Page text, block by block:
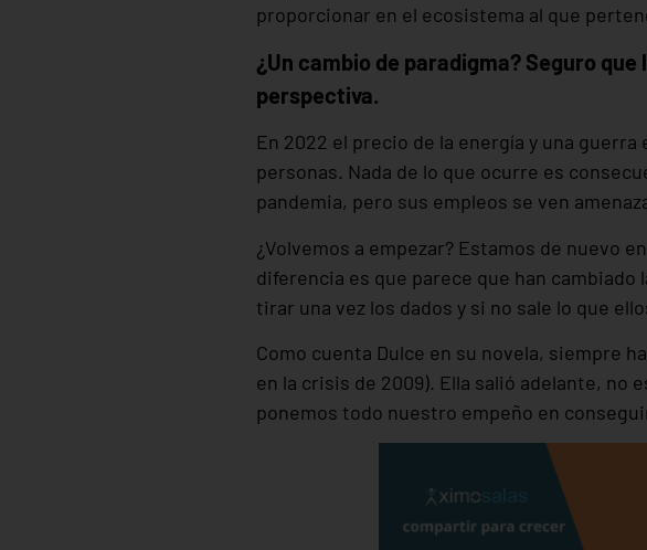
proporcionar en el ecosistema al que
¿Un cambio de paradigma? Seguro
perspectiva.
En 2022 el precio de la energía y una
personas. Nada de lo que ocurre es
pandemia, pero sus empleos se ven
¿Volvemos a empezar? Estamos de nuevo
diferencia es que parece que han cambiado
tirar una vez los dados y si no sale lo que
Como cuenta Dulce en su novela, siempre
en la crisis de 2009). Ella salió adelante, no
ponemos todo nuestro empeño en